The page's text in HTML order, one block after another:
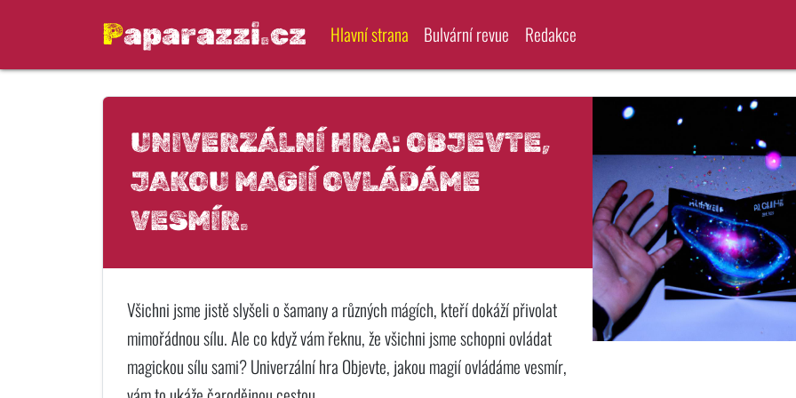
Paparazzi.cz Hlavní strana Bulvární revue Redakce
UNIVERZÁLNÍ HRA: OBJEVTE,
JAKOU MAGIÍ OVLÁDÁME
VESMÍR.
Všichni jsme jistě slyšeli o šamany a různých mágích, kteří dokáží přivolat
mimořádnou sílu. Ale co když vám řeknu, že všichni jsme schopni ovládat
magickou sílu sami? Univerzální hra Objevte, jakou magií ovládáme vesmír,